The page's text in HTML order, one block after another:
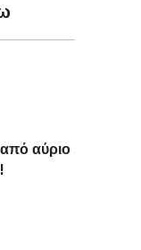
αύριο